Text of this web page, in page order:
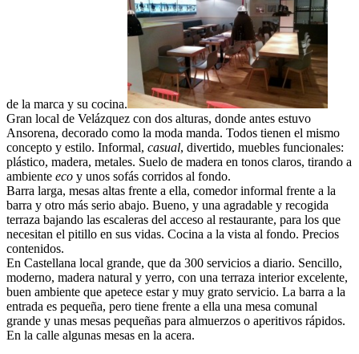
de la marca y su cocina.
Gran local de Velázquez con dos alturas, donde antes estuvo
Ansorena, decorado como la moda manda. Todos tienen el mismo
concepto y estilo. Informal, casual, divertido, muebles funcionales:
plástico, madera, metales. Suelo de madera en tonos claros, tirando a
ambiente eco y unos sofás corridos al fondo.
Barra larga, mesas altas frente a ella, comedor informal frente a la
barra y otro más serio abajo. Bueno, y una agradable y recogida
terraza bajando las escaleras del acceso al restaurante, para los que
necesitan el pitillo en sus vidas. Cocina a la vista al fondo. Precios
contenidos.
En Castellana local grande, que da 300 servicios a diario. Sencillo,
moderno, madera natural y yerro, con una terraza interior excelente,
buen ambiente que apetece estar y muy grato servicio. La barra a la
entrada es pequeña, pero tiene frente a ella una mesa comunal
grande y unas mesas pequeñas para almuerzos o aperitivos rápidos.
En la calle algunas mesas en la acera.